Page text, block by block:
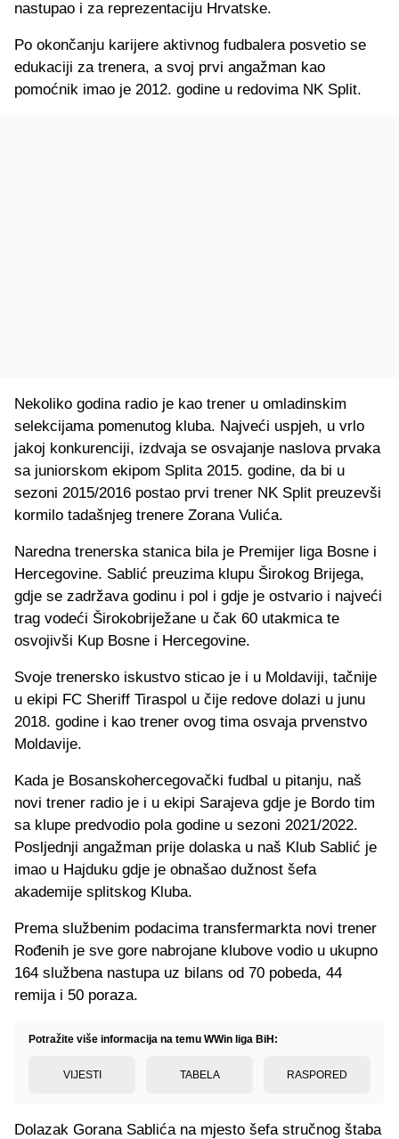
nastupao i za reprezentaciju Hrvatske.
Po okončanju karijere aktivnog fudbalera posvetio se
edukaciji za trenera, a svoj prvi angažman kao
pomoćnik imao je 2012. godine u redovima NK Split.
Nekoliko godina radio je kao trener u omladinskim
selekcijama pomenutog kluba. Najveći uspjeh, u vrlo
jakoj konkurenciji, izdvaja se osvajanje naslova prvaka
sa juniorskom ekipom Splita 2015. godine, da bi u
sezoni 2015/2016 postao prvi trener NK Split preuzevši
kormilo tadašnjeg trenere Zorana Vulića.
Naredna trenerska stanica bila je Premijer liga Bosne i
Hercegovine. Sablić preuzima klupu Širokog Brijega,
gdje se zadržava godinu i pol i gdje je ostvario i najveći
trag vodeći Širokobriježane u čak 60 utakmica te
osvojivši Kup Bosne i Hercegovine.
Svoje trenersko iskustvo sticao je i u Moldaviji, tačnije
u ekipi FC Sheriff Tiraspol u čije redove dolazi u junu
2018. godine i kao trener ovog tima osvaja prvenstvo
Moldavije.
Kada je Bosanskohercegovački fudbal u pitanju, naš
novi trener radio je i u ekipi Sarajeva gdje je Bordo tim
sa klupe predvodio pola godine u sezoni 2021/2022.
Posljednji angažman prije dolaska u naš Klub Sablić je
imao u Hajduku gdje je obnašao dužnost šefa
akademije splitskog Kluba.
Prema službenim podacima transfermarkta novi trener
Rođenih je sve gore nabrojane klubove vodio u ukupno
164 službena nastupa uz bilans od 70 pobeda, 44
remija i 50 poraza.
Potražite više informacija na temu WWin liga BiH:
VIJESTI TABELA RASPORED
Dolazak Gorana Sablića na mjesto šefa stručnog štaba